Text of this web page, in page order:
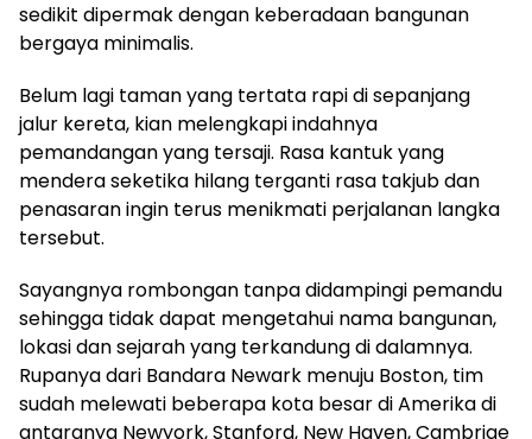
sedikit dipermak dengan keberadaan bangunan
bergaya minimalis.
Belum lagi taman yang tertata rapi di sepanjang
jalur kereta, kian melengkapi indahnya
pemandangan yang tersaji. Rasa kantuk yang
mendera seketika hilang terganti rasa takjub dan
penasaran ingin terus menikmati perjalanan langka
tersebut.
Sayangnya rombongan tanpa didampingi pemandu
sehingga tidak dapat mengetahui nama bangunan,
lokasi dan sejarah yang terkandung di dalamnya.
Rupanya dari Bandara Newark menuju Boston, tim
sudah melewati beberapa kota besar di Amerika di
antaranya Newyork, Stanford, New Haven, Cambrige